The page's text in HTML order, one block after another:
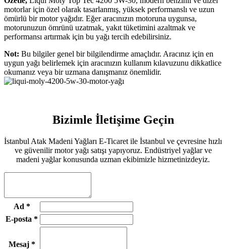
motorlar için özel olarak tasarlanmış, yüksek performanslı ve uzun
ömürlü bir motor yağıdır. Eğer aracınızın motoruna uygunsa,
motorunuzun ömrünü uzatmak, yakıt tüketimini azaltmak ve
performansı artırmak için bu yağı tercih edebilirsiniz.
Not: Bu bilgiler genel bir bilgilendirme amaçlıdır. Aracınız için en
uygun yağı belirlemek için aracınızın kullanım kılavuzunu dikkatlice
okumanız veya bir uzmana danışmanız önemlidir.
Bizimle İletişime Geçin
İstanbul Atak Madeni Yağları E-Ticaret ile İstanbul ve çevresine hızlı
ve güvenilir motor yağı satışı yapıyoruz. Endüstriyel yağlar ve
madeni yağlar konusunda uzman ekibimizle hizmetinizdeyiz.
Ad *
E-posta *
Mesaj*